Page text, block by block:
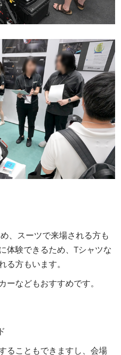
、スーツで来場される方も
体験できるため、Tシャツな
る方もいます。
ーなどもおすすめです。
ることもできますし、会場